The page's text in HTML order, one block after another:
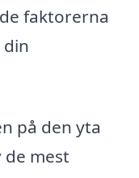
faktorerna
din
på den yta
de mest